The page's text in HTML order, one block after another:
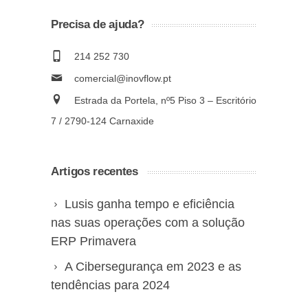
Precisa de ajuda?
214 252 730
comercial@inovflow.pt
Estrada da Portela, nº5 Piso 3 – Escritório
7 / 2790-124 Carnaxide
Artigos recentes
Lusis ganha tempo e eficiência
nas suas operações com a solução
ERP Primavera
A Cibersegurança em 2023 e as
tendências para 2024